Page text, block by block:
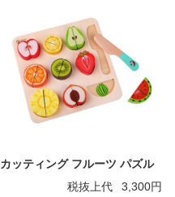
カッティング フルーツ パズル
税抜上代
3,300円